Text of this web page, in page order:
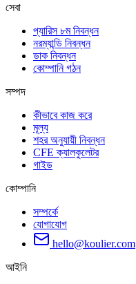
সেবা
প্যারিস ৮ম নিবন্ধন
নরম্যান্ডি নিবন্ধন
ডাক নিবন্ধন
কোম্পানি গঠন
সম্পদ
কীভাবে কাজ করে
মূল্য
শহর অনুযায়ী নিবন্ধন
CFE ক্যালকুলেটর
গাইড
কোম্পানি
সম্পর্কে
যোগাযোগ
hello@koulier.com
আইনি